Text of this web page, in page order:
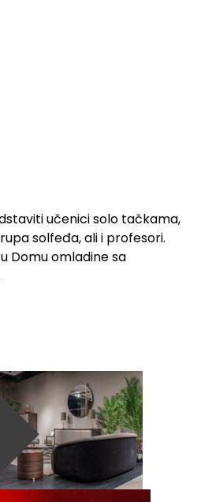
učenici solo tačkama,
solfeđa, ali i profesori.
Domu omladine sa